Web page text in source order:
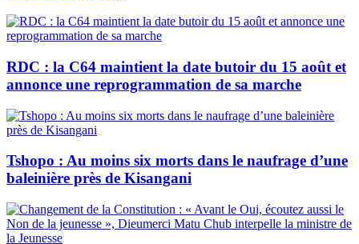
RDC : la C64 maintient la date butoir du 15 août et
annonce une reprogrammation de sa marche
Tshopo : Au moins six morts dans le naufrage d’une
baleinière près de Kisangani